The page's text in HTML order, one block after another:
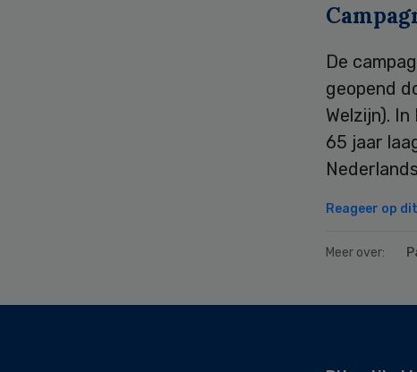
De
geopend
Welzijn).
65 jaar
Reageer op
Meer over: